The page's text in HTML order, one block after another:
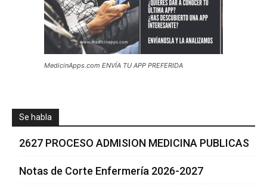
MedicinApps.com ENVÍA TU APP PREFERIDA
Se habla
2627 PROCESO ADMISION MEDICINA PUBLICAS
Notas de Corte Enfermería 2026-2027